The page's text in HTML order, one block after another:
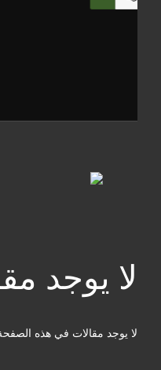
Next
لا يوجد
لا يوجد مقالات في هذه